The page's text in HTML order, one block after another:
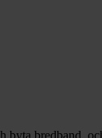
bredband,